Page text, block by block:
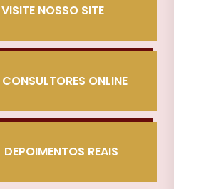
VISITE NOSSO SITE
CONSULTORES ONLINE
DEPOIMENTOS REAIS